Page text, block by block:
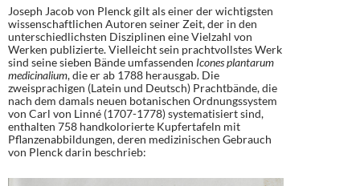
Joseph Jacob von Plenck gilt als einer der wichtigsten
wissenschaftlichen Autoren seiner Zeit, der in den
unterschiedlichsten Disziplinen eine Vielzahl von
Werken publizierte. Vielleicht sein prachtvollstes Werk
sind seine sieben Bände umfassenden Icones plantarum
medicinalium, die er ab 1788 herausgab. Die
zweisprachigen (Latein und Deutsch) Prachtbände, die
nach dem damals neuen botanischen Ordnungssystem
von Carl von Linné (1707-1778) systematisiert sind,
enthalten 758 handkolorierte Kupfertafeln mit
Pflanzenabbildungen, deren medizinischen Gebrauch
von Plenck darin beschrieb: